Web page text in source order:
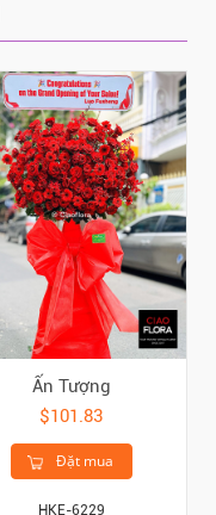
Ấn Tượng
$101.83
Đặt mua
HKE-6229